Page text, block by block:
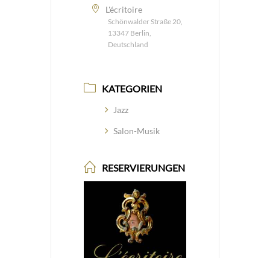
L'écritoire
Schönwalder Straße 20,
13347 Berlin,
Deutschland
KATEGORIEN
Jazz
Salon-Musik
RESERVIERUNGEN